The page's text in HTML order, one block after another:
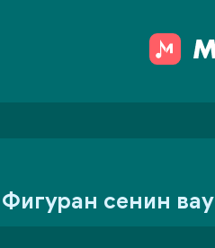
Фигуран сенин вау